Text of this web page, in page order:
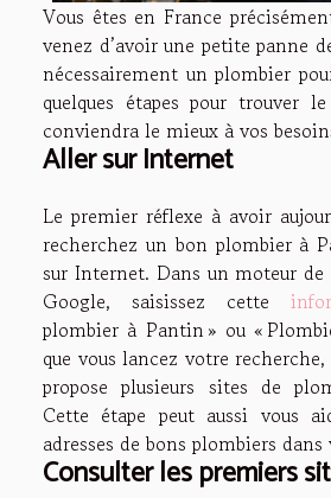
Vous êtes en France
venez d’avoir une petite panne
nécessairement un plombier
quelques étapes pour trouver
conviendra le mieux à vos
Aller sur Internet
Le premier réflexe à avoir
recherchez un bon plombier à
sur Internet. Dans un moteur
Google, saisissez cette
plombier à Pantin » ou «
que vous lancez votre
propose plusieurs sites de
Cette étape peut aussi vous
adresses de bons plombiers
Consulter les premiers